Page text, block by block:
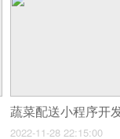
2022-11-28 22:15:00